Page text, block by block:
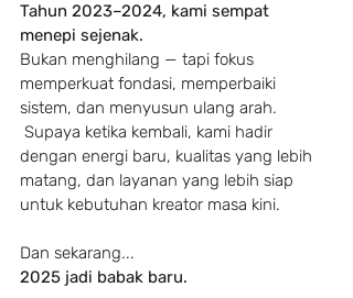
Tahun 2023–2024, kami sempat
menepi sejenak.
Bukan menghilang — tapi fokus
memperkuat fondasi, memperbaiki
sistem, dan menyusun ulang arah.
dengan energi baru, kualitas yang lebih
matang, dan layanan yang lebih siap
untuk kebutuhan kreator masa kini.
Dan sekarang...
2025 jadi babak baru.